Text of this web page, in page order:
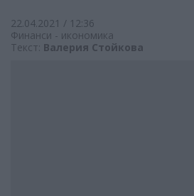
22.04.2021 / 12:36
Финанси - икономика
Текст: Валерия Стойкова